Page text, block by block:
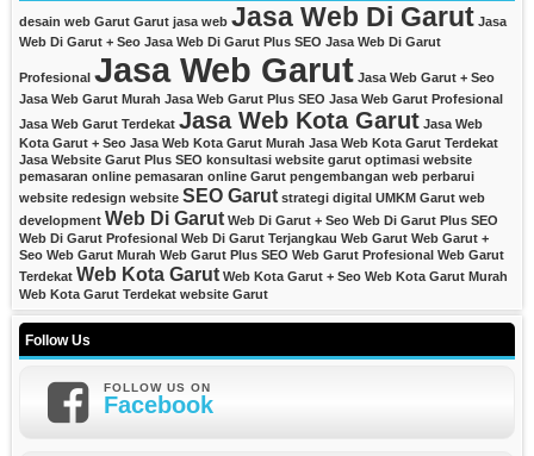
desain web Garut Garut jasa web Jasa Web Di Garut Jasa
Web Di Garut + Seo Jasa Web Di Garut Plus SEO Jasa Web Di Garut
Profesional Jasa Web Garut Jasa Web Garut + Seo
Jasa Web Garut Murah Jasa Web Garut Plus SEO Jasa Web Garut Profesional
Jasa Web Garut Terdekat Jasa Web Kota Garut Jasa Web
Kota Garut + Seo Jasa Web Kota Garut Murah Jasa Web Kota Garut Terdekat
Jasa Website Garut Plus SEO konsultasi website garut optimasi website
pemasaran online pemasaran online Garut pengembangan web perbarui
website redesign website SEO Garut strategi digital UMKM Garut web
development Web Di Garut Web Di Garut + Seo Web Di Garut Plus SEO
Web Di Garut Profesional Web Di Garut Terjangkau Web Garut Web Garut +
Seo Web Garut Murah Web Garut Plus SEO Web Garut Profesional Web Garut
Terdekat Web Kota Garut Web Kota Garut + Seo Web Kota Garut Murah
Web Kota Garut Terdekat website Garut
Follow Us
FOLLOW US ON
Facebook